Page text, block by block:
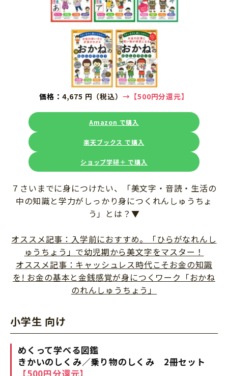
価格： 4,675 円（税込） → 【500円分還元】
Amazon で購入
楽天ブックス で購入
ショップ学研＋ で購入
７さいまでに身につけたい、「美文字・音読・生活の
中の知識と学力がしっかり身につくれんしゅうちょ
う」とは？▼
オススメ記事：入学前におすすめ。「ひらがなれんし
ゅうちょう」で幼児期から美文字をマスター！
オススメ記事：キャッシュレス時代こそお金の知識
を! お金の基本と金銭感覚が身につくワーク「おかね
のれんしゅうちょう」
小学生 向け
めくって学べる図鑑
きかいのしくみ／乗り物のしくみ 2冊セット
【500円分還元】